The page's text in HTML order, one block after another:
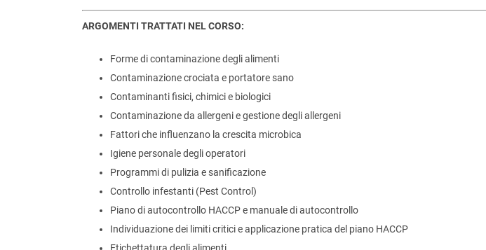
ARGOMENTI TRATTATI NEL CORSO:
Forme di contaminazione degli alimenti
Contaminazione crociata e portatore sano
Contaminanti fisici, chimici e biologici
Contaminazione da allergeni e gestione degli allergeni
Fattori che influenzano la crescita microbica
Igiene personale degli operatori
Programmi di pulizia e sanificazione
Controllo infestanti (Pest Control)
Piano di autocontrollo HACCP e manuale di autocontrollo
Individuazione dei limiti critici e applicazione pratica del piano HACCP